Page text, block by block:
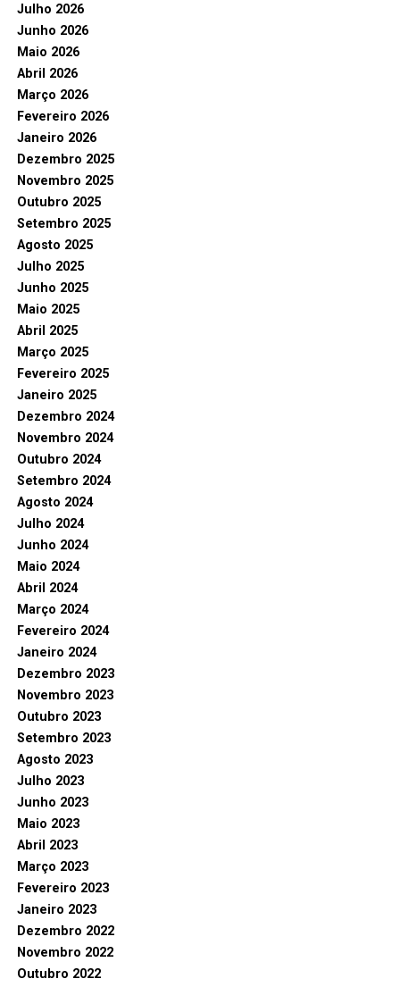
Julho 2026
Junho 2026
Maio 2026
Abril 2026
Março 2026
Fevereiro 2026
Janeiro 2026
Dezembro 2025
Novembro 2025
Outubro 2025
Setembro 2025
Agosto 2025
Julho 2025
Junho 2025
Maio 2025
Abril 2025
Março 2025
Fevereiro 2025
Janeiro 2025
Dezembro 2024
Novembro 2024
Outubro 2024
Setembro 2024
Agosto 2024
Julho 2024
Junho 2024
Maio 2024
Abril 2024
Março 2024
Fevereiro 2024
Janeiro 2024
Dezembro 2023
Novembro 2023
Outubro 2023
Setembro 2023
Agosto 2023
Julho 2023
Junho 2023
Maio 2023
Abril 2023
Março 2023
Fevereiro 2023
Janeiro 2023
Dezembro 2022
Novembro 2022
Outubro 2022